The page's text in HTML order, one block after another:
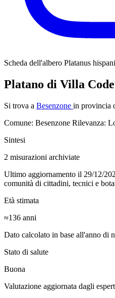
Scheda dell'albero Platanus
Platano di Villa
Si trova a Besenzone in provincia
Comune: Besenzone Rilevanza:
Sintesi
2 misurazioni archiviate
Ultimo aggiornamento il 29/12/
comunità di cittadini, tecnici e
Età stimata
≈136 anni
Dato calcolato in base all'anno di
Stato di salute
Buona
Valutazione aggiornata dagli